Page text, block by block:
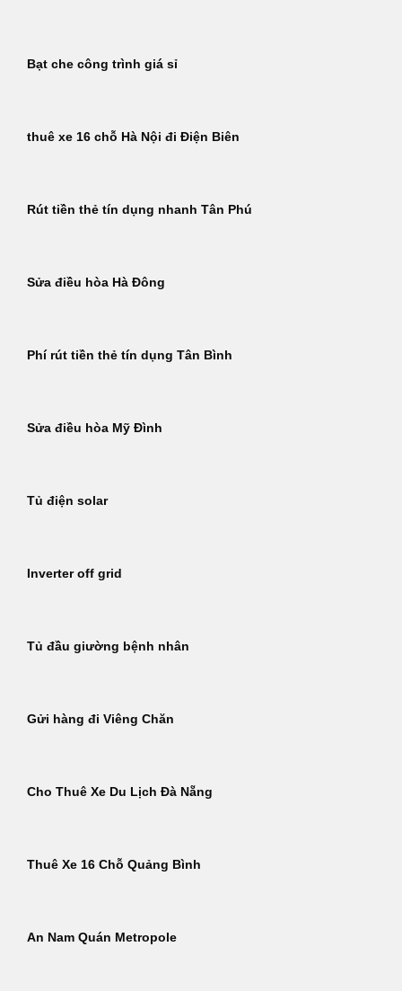
Bạt che công trình giá sỉ
thuê xe 16 chỗ Hà Nội đi Điện Biên
Rút tiền thẻ tín dụng nhanh Tân Phú
Sửa điều hòa Hà Đông
Phí rút tiền thẻ tín dụng Tân Bình
Sửa điều hòa Mỹ Đình
Tủ điện solar
Inverter off grid
Tủ đầu giường bệnh nhân
Gửi hàng đi Viêng Chăn
Cho Thuê Xe Du Lịch Đà Nẵng
Thuê Xe 16 Chỗ Quảng Bình
An Nam Quán Metropole